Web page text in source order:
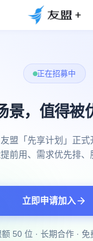
正在招募中
景，值得被
友盟「先享计划」正式
前用、需求优先排、
立即申请加入
额 50 位 · 长期合作 · 免